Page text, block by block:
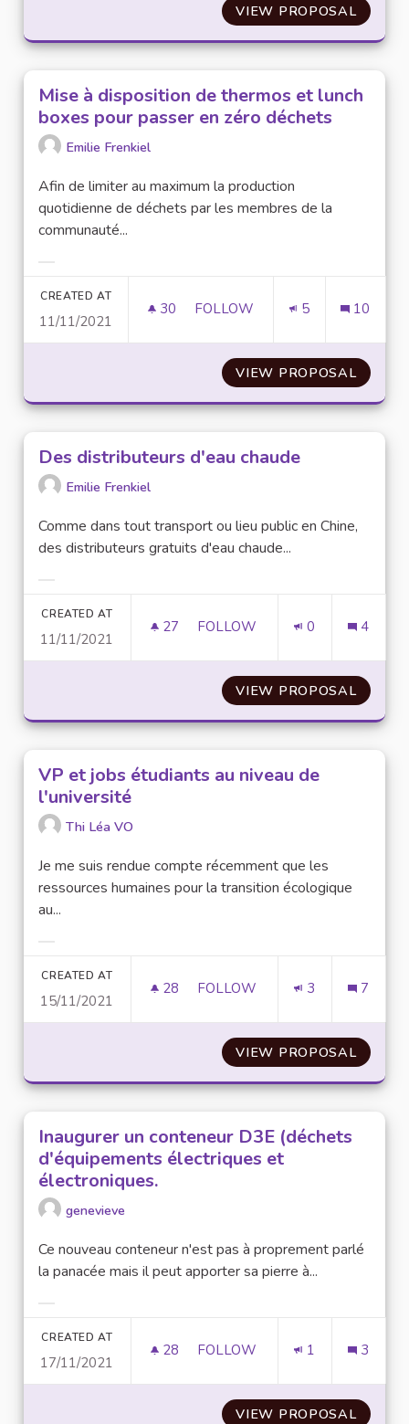
VIEW PROPOSALLA
Mise à disposition de thermos et lunch
boxes pour passer en zéro déchets
Emilie Frenkiel
Afin de limiter au maximum la production
quotidienne de déchets par les membres de la
communauté...
CREATED AT
11/11/2021
30 30 FOLLOWERS
FOLLOW 5 10
VIEW PROPOSALMISE À
Des distributeurs d'eau chaude
Emilie Frenkiel
Comme dans tout transport ou lieu public en Chine,
des distributeurs gratuits d'eau chaude...
CREATED AT
11/11/2021
27 27 FOLLOWERS
FOLLOW 0 4
VIEW PROPOSALDES
VP et jobs étudiants au niveau de
l'université
Thi Léa VO
Je me suis rendue compte récemment que les
ressources humaines pour la transition écologique
au...
CREATED AT
15/11/2021
28 28 FOLLOWERS
FOLLOW 3 7
VIEW PROPOSALVP ET
Inaugurer un conteneur D3E (déchets
d'équipements électriques et
électroniques.
genevieve
Ce nouveau conteneur n'est pas à proprement parlé
la panacée mais il peut apporter sa pierre à...
CREATED AT
17/11/2021
28 28 FOLLOWERS
FOLLOW 1 3
VIEW PROPOSAL